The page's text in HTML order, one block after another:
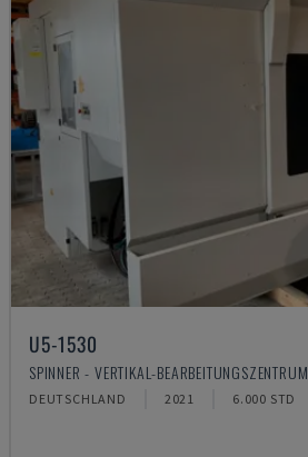
U5-1530
SPINNER - VERTIKAL-BEARBEITUNGSZENTRUM
DEUTSCHLAND 2021 6.000 STD